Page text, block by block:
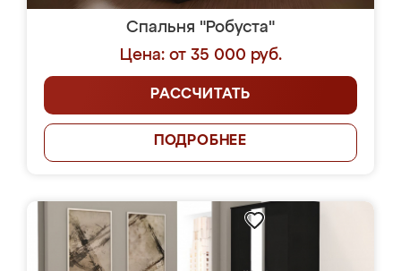
Спальня "Робуста"
Цена: от 35 000 руб.
РАССЧИТАТЬ
ПОДРОБНЕЕ